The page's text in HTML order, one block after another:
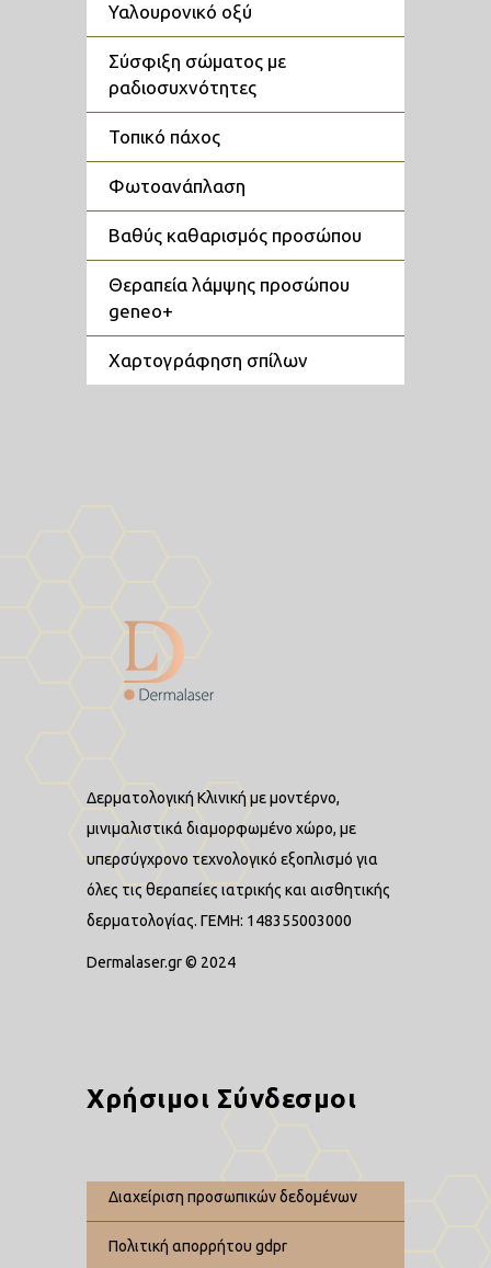
υαλουρονικό οξύ
σύσφιξη σώματος με
ραδιοσυχνότητες
τοπικό πάχος
φωτοανάπλαση
βαθύς καθαρισμός προσώπου
θεραπεία λάμψης προσώπου
geneo+
χαρτογράφηση σπίλων
Δερματολογική Κλινική με μοντέρνο,
μινιμαλιστικά διαμορφωμένο χώρο, με
υπερσύγχρονο τεχνολογικό εξοπλισμό για
όλες τις θεραπείες ιατρικής και αισθητικής
δερματολογίας. ΓΕΜΗ: 148355003000
Dermalaser.gr © 2024
Χρήσιμοι Σύνδεσμοι
διαχείριση προσωπικών δεδομένων
πολιτική απορρήτου gdpr